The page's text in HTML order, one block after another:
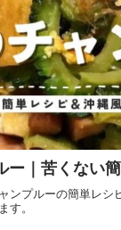
｜苦くない
ンプルーの簡単レ
す。